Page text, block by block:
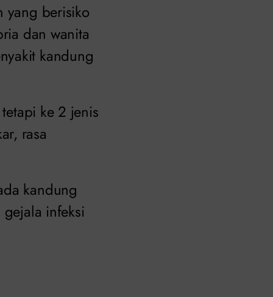
yang berisiko
dan wanita
kandung
ke 2 jenis
rasa
kandung
infeksi